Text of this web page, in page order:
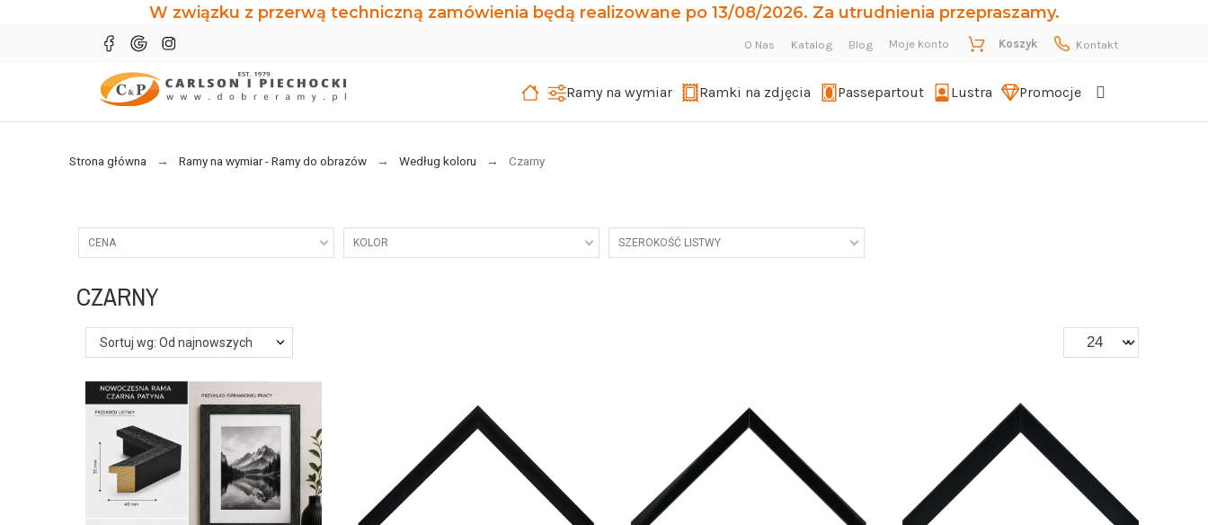
W związku z przerwą techniczną zamówienia będą realizowane po 13/08/2026. Za utrudnienia przepraszamy.
O Nas Katalog Blog Moje konto Koszyk Kontakt
Ramy na wymiar Ramki na zdjęcia Passepartout Lustra Promocje
Strona główna Ramy na wymiar - Ramy do obrazów Według koloru Czarny
CENA KOLOR SZEROKOŚĆ LISTWY
CZARNY
Sortuj wg: Od najnowszych